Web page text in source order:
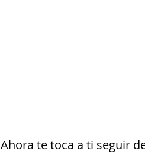
Ahora te toca a ti seguir